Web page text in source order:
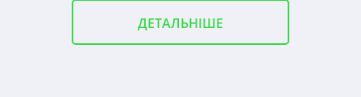
ДЕТАЛЬНІШЕ